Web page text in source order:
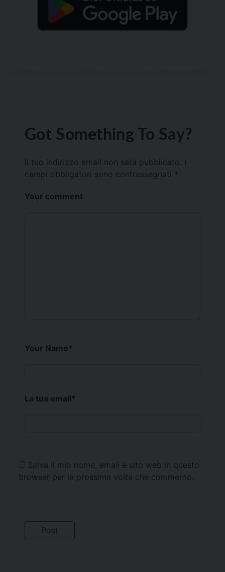
Got Something To Say?
Il tuo indirizzo email non sarà pubblicato.
campi obbligatori sono contrassegnati *
Your comment
Your Name*
La tua email*
Salva il mio nome, email e sito web in questo
browser per la prossima volta che commento.